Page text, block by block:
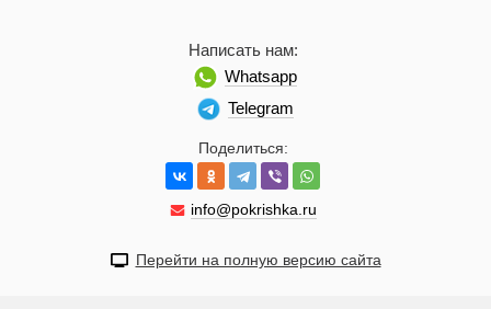
Поделиться:
info@pokrishka.ru
Написать нам:
Whatsapp
Telegram
Перейти на полную версию сайта